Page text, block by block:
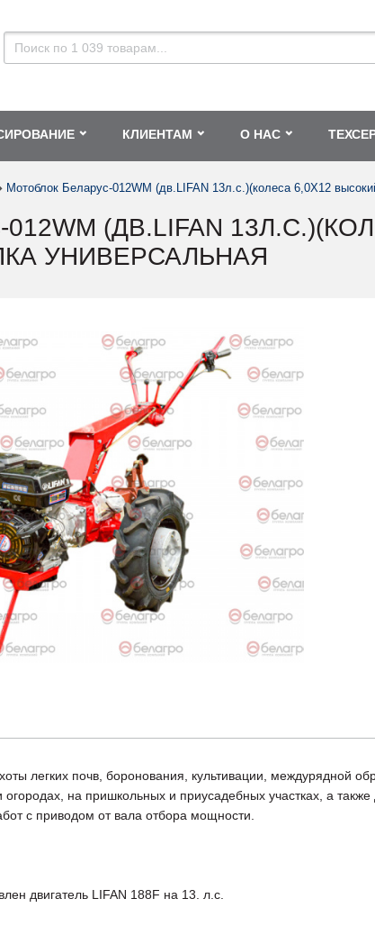
КЛИЕНТАМ О НАС
Мотоблок Беларус-012WM (дв.LIFAN 13л.с.)(колеса 6,0Х12
(ДВ.LIFAN
УНИВЕРСАЛЬНАЯ
легких почв, боронования, культивации, междурядной
на пришкольных и приусадебных участках, а также
с приводом от вала отбора мощности.
двигатель LIFAN 188F на 13. л.с.